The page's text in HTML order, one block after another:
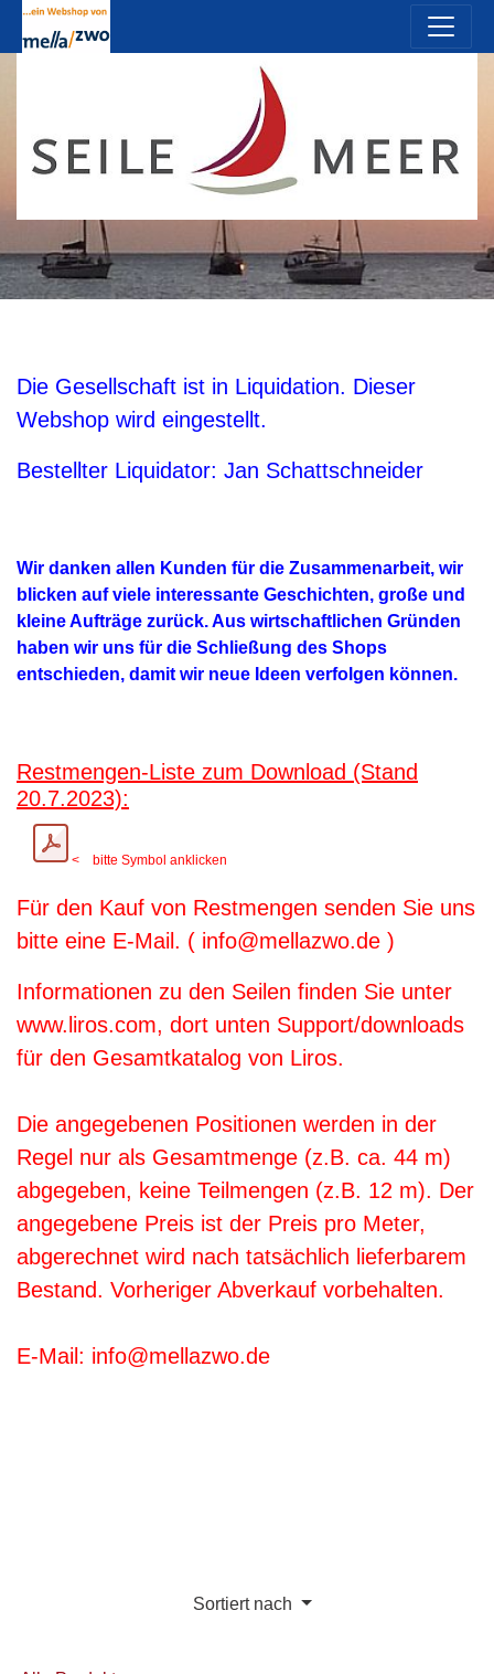
Die Gesellschaft ist in Liquidation. Dieser
Webshop wird eingestellt.
Bestellter Liquidator: Jan Schattschneider
Wir danken allen Kunden für die Zusammenarbeit, wir
blicken auf viele interessante Geschichten, große und
kleine Aufträge zurück. Aus wirtschaftlichen Gründen
haben wir uns für die Schließung des Shops
entschieden, damit wir neue Ideen verfolgen können.
Restmengen-Liste zum Download (Stand
20.7.2023):
< bitte Symbol anklicken
Für den Kauf von Restmengen senden Sie uns
bitte eine E-Mail. ( info@mellazwo.de )
Informationen zu den Seilen finden Sie unter
www.liros.com, dort unten Support/downloads
für den Gesamtkatalog von Liros.
Die angegebenen Positionen werden in der
Regel nur als Gesamtmenge (z.B. ca. 44 m)
abgegeben, keine Teilmengen (z.B. 12 m). Der
angegebene Preis ist der Preis pro Meter,
abgerechnet wird nach tatsächlich lieferbarem
Bestand. Vorheriger Abverkauf vorbehalten.
E-Mail: info@mellazwo.de
Sortiert nach